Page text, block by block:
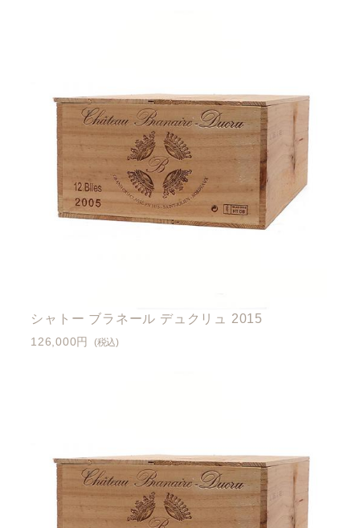
シャトー ブラネール デュクリュ 2015
126,000円 (税込)